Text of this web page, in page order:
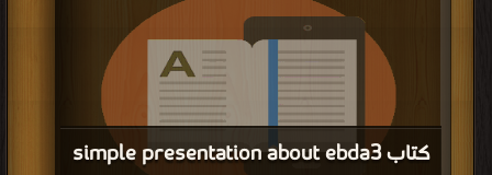
كتاب simple presentation about ebda3